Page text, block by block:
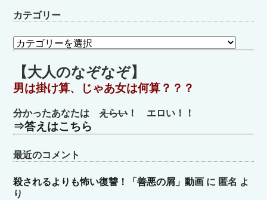
カテゴリー
カ
テ
ゴ
リ
ー
【大人のなぞなぞ】
男は掛け算、じゃあ女は何算？？？
分かったあなたはえらい！ エロい！！
⇒答えはこちら
最近のコメント
殺されるよりも怖い復讐！「善悪の屑」動画 に 匿名 よ
り